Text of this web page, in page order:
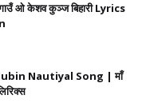
ओ केशव कुञ्ज बिहारी Lyrics
Nautiyal Song | माँ